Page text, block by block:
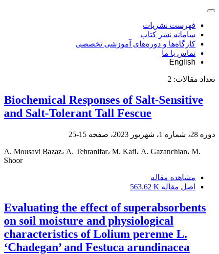
فهرست نشریات
سامانه نشر کتاب
کارگاه‌ها و دوره‌های آموزشی تخصصی
تماس با ما
English
تعداد مقالات: 2
Biochemical Responses of Salt-Sensitive
and Salt-Tolerant Tall Fescue
دوره 28، شماره 1، شهریور 2023، صفحه 15-25
A. Mousavi Bazaz، A. Tehranifar، M. Kafi، A. Gazanchian، M.
Shoor
مشاهده مقاله
اصل مقاله 563.62 K
Evaluating the effect of superabsorbents
on soil moisture and physiological
characteristics of Lolium perenne L.
‘Chadegan’ and Festuca arundinacea